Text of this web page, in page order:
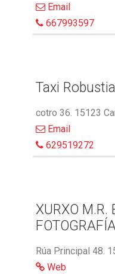
Email
667993597
Taxi
cotro 36. 15123
Email
629519272
XURXO M.R.
Rúa Principal 48.
Web